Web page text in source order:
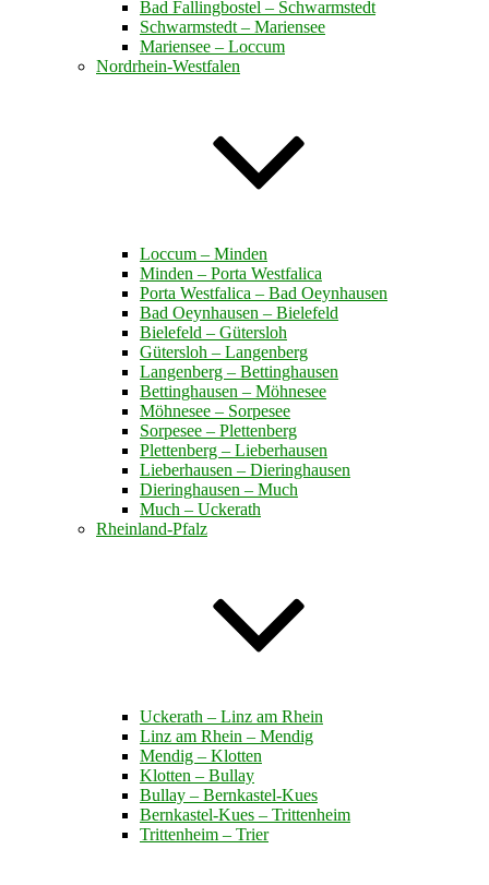
Bad Fallingbostel – Schwarmstedt
Schwarmstedt – Mariensee
Mariensee – Loccum
Nordrhein-Westfalen
Loccum – Minden
Minden – Porta Westfalica
Porta Westfalica – Bad Oeynhausen
Bad Oeynhausen – Bielefeld
Bielefeld – Gütersloh
Gütersloh – Langenberg
Langenberg – Bettinghausen
Bettinghausen – Möhnesee
Möhnesee – Sorpesee
Sorpesee – Plettenberg
Plettenberg – Lieberhausen
Lieberhausen – Dieringhausen
Dieringhausen – Much
Much – Uckerath
Rheinland-Pfalz
Uckerath – Linz am Rhein
Linz am Rhein – Mendig
Mendig – Klotten
Klotten – Bullay
Bullay – Bernkastel-Kues
Bernkastel-Kues – Trittenheim
Trittenheim – Trier